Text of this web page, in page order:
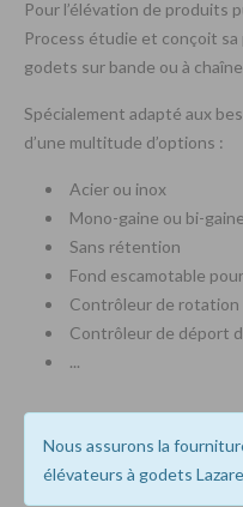
Pour l’élévation de produits
Process étudie et conçoit sa
godets sur bande ou à
Spécialement adapté aux
d’une multitude d’options :
Acier ou inox
Mono-gaine ou bi-gaine
Sans rétention
Fond escamotable
Contrôleur de rotation
Contrôleur de déport
...
Nous assurons la
élévateurs à godets